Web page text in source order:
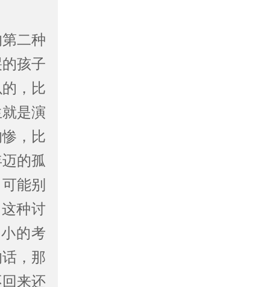
二种
孩子
，比
是演
，比
的孤
能别
种讨
的考
，那
来还